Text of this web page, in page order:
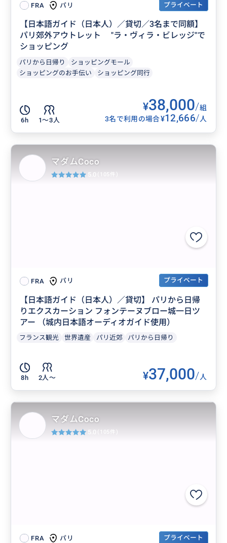
FRA パリ プライベート
【日本語ガイド（日本人）／貸切／3名まで同額】
パリ郊外アウトレット "ラ・ヴィラ・ビレッジ"で
ショッピング
パリから日帰り
ショッピングモール
ショッピングのお手伝い
ショッピング同行
6h 1〜3人
¥38,000/組
3名で利用の場合¥12,666/人
FRA パリ プライベート
【日本語ガイド（日本人）／貸切】 パリから日帰
りエクスカーション フォンテーヌブロー城一日ツ
アー （城内日本語オーディオガイド使用）
フランス観光 世界遺産 パリ近郊 パリから日帰り
8h 2人〜 ¥37,000/人
マダムCoco
5.0 (105件)
FRA パリ プライベート
マダムCoco
5.0 (105件)